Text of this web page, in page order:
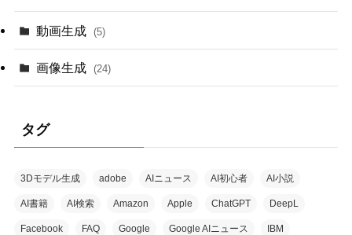
動画生成 (5)
画像生成 (24)
タグ
3Dモデル生成 adobe AIニュース AI初心者 AI小説
AI書籍 AI検索 Amazon Apple ChatGPT DeepL
Facebook FAQ Google Google AIニュース IBM